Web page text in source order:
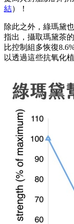
結）！
除此之外，綠瑪黛
指出，攝取瑪黛茶
比控制組多恢復
以透過這些抗氧化